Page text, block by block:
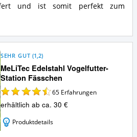
und ist somit perfekt zum
MeLiTec Edelstahl Vogelfutter-
Station Fässchen
SEHR GUT (1,2)
65 Erfahrungen
erhältlich ab ca. 30 €
Produktdetails